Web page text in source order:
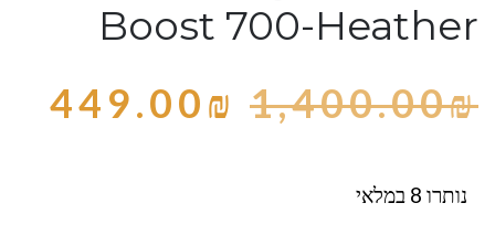
Boost 700-Heather
1,400.00₪
449.00₪
נותרו 8 במלאי